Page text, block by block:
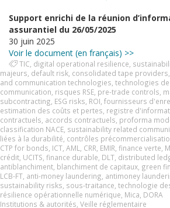
Support enrichi de la réunion
assurantiel du 26/05/2025
30 juin 2025
Voir le document (en français) >>
TIC digital operational resilience
majeurs default risk consolidated tape providers
and communication technologies technologies
communication risques RSE pre-trade controls
subcontracting ESG risks ROI fournisseurs
estimation des coûts et pertes registre
contractuels accords contractuels proforma
classification NACE sustainability related
liées à la durabilité contrôles
CTP for bonds ICT AML CRR EMIR finance verte
crédit UCITS finance durable DLT distributed
antiblanchiment blanchiment de capitaux green
LCB-FT anti-money laundering antimoney
sustainability risks sous-traitance technologie
résilience opérationnelle numérique Mica DORA
Institutions & autorités Veille réglementaire